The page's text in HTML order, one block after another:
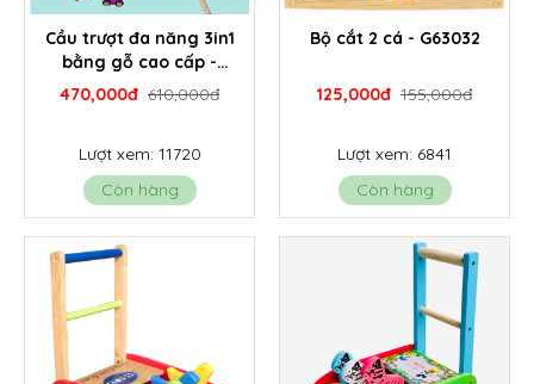
Cầu trượt đa năng 3in1
bằng gỗ cao cấp -
G026E
470,000đ 610,000đ
Lượt xem: 11720
Còn hàng
Bộ cắt 2 cá - G63032
125,000đ 155,000đ
Lượt xem: 6841
Còn hàng